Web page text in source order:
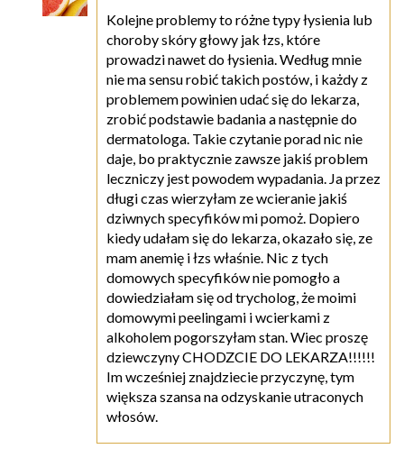
Kolejne problemy to różne typy łysienia lub
choroby skóry głowy jak łzs, które
prowadzi nawet do łysienia. Według mnie
nie ma sensu robić takich postów, i każdy z
problemem powinien udać się do lekarza,
zrobić podstawie badania a następnie do
dermatologa. Takie czytanie porad nic nie
daje, bo praktycznie zawsze jakiś problem
leczniczy jest powodem wypadania. Ja przez
długi czas wierzyłam ze wcieranie jakiś
dziwnych specyfików mi pomoż. Dopiero
kiedy udałam się do lekarza, okazało się, ze
mam anemię i łzs właśnie. Nic z tych
domowych specyfików nie pomogło a
dowiedziałam się od trycholog, że moimi
domowymi peelingami i wcierkami z
alkoholem pogorszyłam stan. Wiec proszę
dziewczyny CHODZCIE DO LEKARZA!!!!!!
Im wcześniej znajdziecie przyczynę, tym
większa szansa na odzyskanie utraconych
włosów.